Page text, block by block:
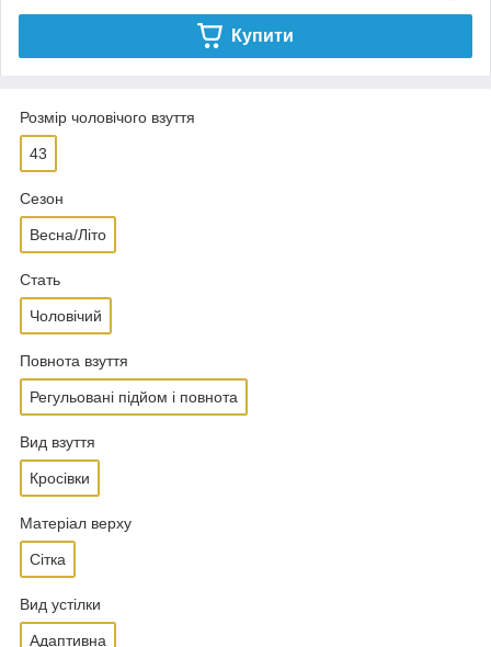
Купити
Розмір чоловічого взуття
43
Сезон
Весна/Літо
Стать
Чоловічий
Повнота взуття
Регульовані підйом і повнота
Вид взуття
Кросівки
Матеріал верху
Сітка
Вид устілки
Адаптивна